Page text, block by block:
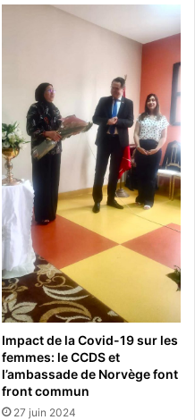
Impact de la Covid-19 sur les
femmes: le CCDS et
l’ambassade de Norvège font
front commun
27 juin 2024